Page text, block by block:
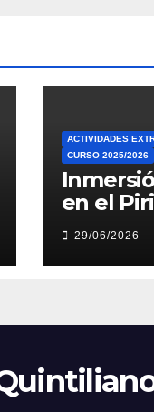
ACTIVIDADES
CURSO 2025/2026
en el
29/06/2026